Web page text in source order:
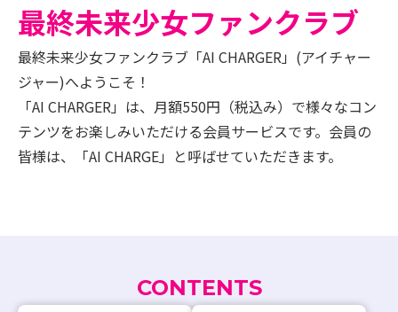
最終未来少女ファンクラブ
最終未来少女ファンクラブ「AI CHARGER」(アイチャー
ジャー)へようこそ！
「AI CHARGER」は、月額550円（税込み）で様々なコン
テンツをお楽しみいただける会員サービスです。会員の
皆様は、「AI CHARGE」と呼ばせていただきます。
CONTENTS